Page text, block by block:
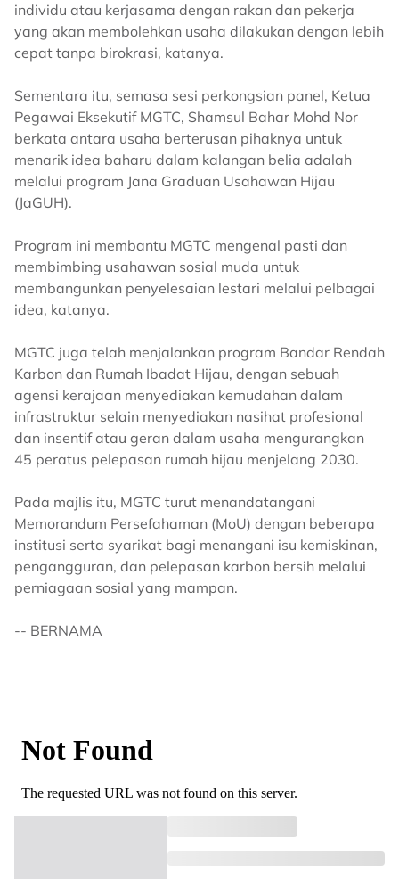
individu atau kerjasama dengan rakan dan pekerja
yang akan membolehkan usaha dilakukan dengan lebih
cepat tanpa birokrasi, katanya.
Sementara itu, semasa sesi perkongsian panel, Ketua
Pegawai Eksekutif MGTC, Shamsul Bahar Mohd Nor
berkata antara usaha berterusan pihaknya untuk
menarik idea baharu dalam kalangan belia adalah
melalui program Jana Graduan Usahawan Hijau
(JaGUH).
Program ini membantu MGTC mengenal pasti dan
membimbing usahawan sosial muda untuk
membangunkan penyelesaian lestari melalui pelbagai
idea, katanya.
MGTC juga telah menjalankan program Bandar Rendah
Karbon dan Rumah Ibadat Hijau, dengan sebuah
agensi kerajaan menyediakan kemudahan dalam
infrastruktur selain menyediakan nasihat profesional
dan insentif atau geran dalam usaha mengurangkan
45 peratus pelepasan rumah hijau menjelang 2030.
Pada majlis itu, MGTC turut menandatangani
Memorandum Persefahaman (MoU) dengan beberapa
institusi serta syarikat bagi menangani isu kemiskinan,
pengangguran, dan pelepasan karbon bersih melalui
perniagaan sosial yang mampan.
-- BERNAMA